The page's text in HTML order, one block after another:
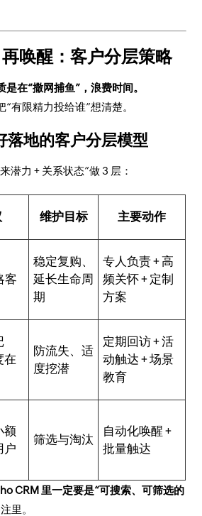
唤醒：客户分层策略
在“撒网捕鱼”，浪费时间。
有限精力投给谁”想清楚。
落地的客户分层模型
潜力 + 关系状态”做 3 层：
维护目标 主要动作
客
稳定复购、
延长生命周
期
专人负责 + 高
频关怀 + 定制
方案
在
防流失、适
度挖潜
定期回访 + 活
动触达 + 场景
教育
额
户
筛选与淘汰
自动化唤醒 +
批量触达
CRM 里一定要是“可搜索、可筛选的
里。